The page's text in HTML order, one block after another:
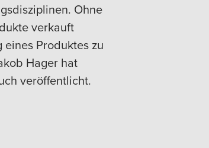
Ohne
verkauft
Produktes zu
Hager hat
veröffentlicht.